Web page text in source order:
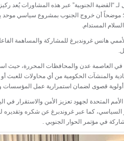
مدخل
أساسي
الانقلاب
السلام
مغلقة
“القضية الجنوبية” عبر هذه المشاورات يُعد
موضحاً أن خروج الجنوب بمشروع سياسي
المستدام.
هانس غروندبرغ للمشاركة والمساهمة
في العاصمة عدن والمحافظات المحررة، حيث
والمنشآت الحكومية من أي محاولات للعبث
أولوية قصوى لضمان استمرارية عمل المؤسسات
المتحدة لجهود تعزيز الأمن والاستقرار في
كما عبر غروندبرغ عن شكره وتقديره
في مؤتمر الحوار الجنوبي .